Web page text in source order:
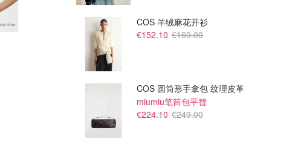
€29.90
Uniqlo 褶皱泡泡袖T恤
€7.90
COS 羊绒麻花开衫
€152.10 €169.00
COS 圆筒形手拿包 纹理皮革
miumiu笔筒包平替
€224.10 €249.00